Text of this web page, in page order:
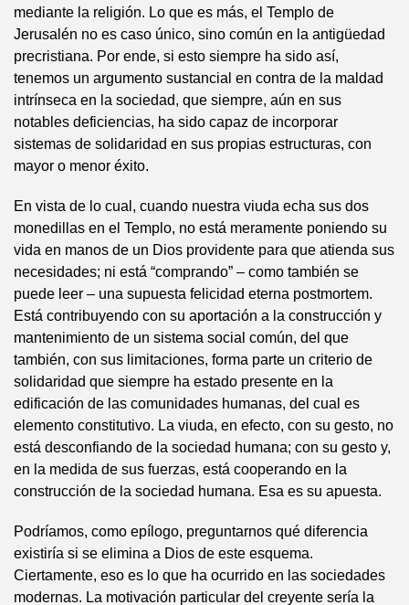
mediante la religión. Lo que es más, el Templo de
Jerusalén no es caso único, sino común en la antigüedad
precristiana. Por ende, si esto siempre ha sido así,
tenemos un argumento sustancial en contra de la maldad
intrínseca en la sociedad, que siempre, aún en sus
notables deficiencias, ha sido capaz de incorporar
sistemas de solidaridad en sus propias estructuras, con
mayor o menor éxito.
En vista de lo cual, cuando nuestra viuda echa sus dos
monedillas en el Templo, no está meramente poniendo su
vida en manos de un Dios providente para que atienda sus
necesidades; ni está “comprando” – como también se
puede leer – una supuesta felicidad eterna postmortem.
Está contribuyendo con su aportación a la construcción y
mantenimiento de un sistema social común, del que
también, con sus limitaciones, forma parte un criterio de
solidaridad que siempre ha estado presente en la
edificación de las comunidades humanas, del cual es
elemento constitutivo. La viuda, en efecto, con su gesto, no
está desconfiando de la sociedad humana; con su gesto y,
en la medida de sus fuerzas, está cooperando en la
construcción de la sociedad humana. Esa es su apuesta.
Podríamos, como epílogo, preguntarnos qué diferencia
existiría si se elimina a Dios de este esquema.
Ciertamente, eso es lo que ha ocurrido en las sociedades
modernas. La motivación particular del creyente sería la